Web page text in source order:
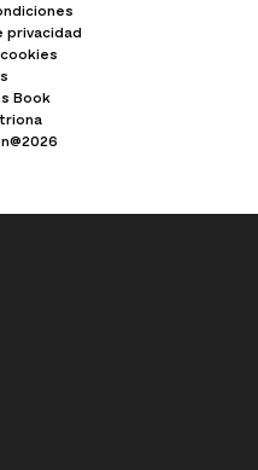
privacidad
Book